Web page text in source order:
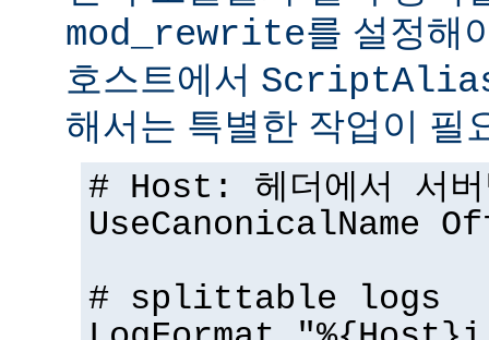
mod_rewrite를 설정해
호스트에서
해서는 특별한 작업이 필
# Host: 헤더에서 서버
UseCanonicalName
# splittable logs